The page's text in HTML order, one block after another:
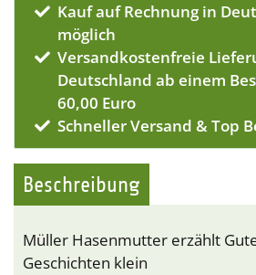
Kauf auf Rechnung in
möglich
Versandkostenfreie
Deutschland ab einem
60,00 Euro
Schneller Versand & Top
Beschreibung
Müller Hasenmutter erzählt
Geschichten klein